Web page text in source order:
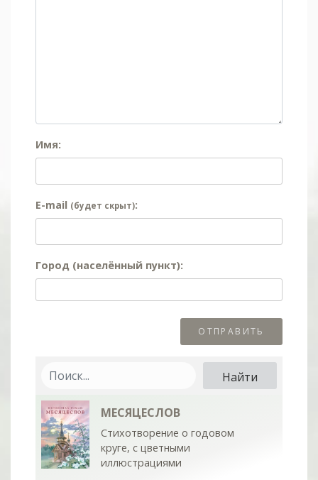
Имя:
E-mail (будет скрыт):
Город (населённый пункт):
МЕСЯЦЕСЛОВ
Стихотворение о годовом
круге, с цветными
иллюстрациями